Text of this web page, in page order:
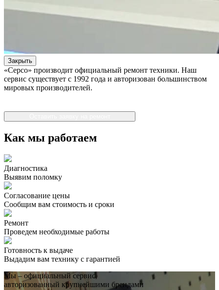
Закрыть
«Серсо» производит официальный ремонт техники. Наш
сервис существует с 1992 года и авторизован большинством
мировых производителей.
Как мы работаем
Диагностика
Выявим поломку
Согласование цены
Сообщим вам стоимость и сроки
Ремонт
Проведем необходимые работы
Готовность к выдаче
Выдадим вам технику с гарантией
Мы – официальный сервис,
авторизованный крупнейшими брендами